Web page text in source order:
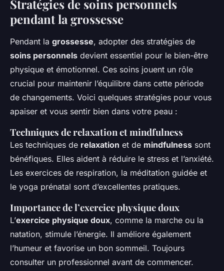
Stratégies de soins personnels
pendant la grossesse
Pendant la grossesse, adopter des stratégies de
soins personnels devient essentiel pour le bien-être
physique et émotionnel. Ces soins jouent un rôle
crucial pour maintenir l’équilibre dans cette période
de changements. Voici quelques stratégies pour vous
apaiser et vous sentir bien dans votre peau :
Techniques de relaxation et mindfulness
Les techniques de relaxation et de mindfulness sont
bénéfiques. Elles aident à réduire le stress et l’anxiété.
Les exercices de respiration, la méditation guidée et
le yoga prénatal sont d’excellentes pratiques.
Importance de l’exercice physique doux
L’exercice physique doux, comme la marche ou la
natation, stimule l’énergie. Il améliore également
l’humeur et favorise un bon sommeil. Toujours
consulter un professionnel avant de commencer.